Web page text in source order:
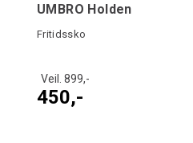
UMBRO Holden
Fritidssko
Veil. 899,-
450,-